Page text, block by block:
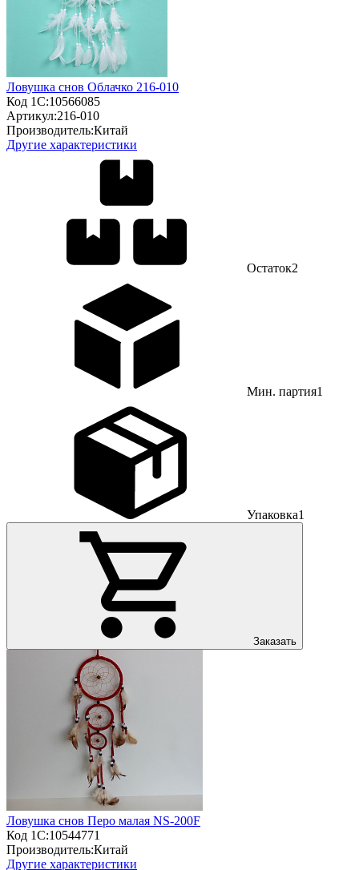
Ловушка снов Облачко 216-010
Код 1С:10566085
Артикул:216-010
Производитель:Китай
Другие характеристики
Остаток2
Мин. партия1
Упаковка1
Заказать
Ловушка снов Перо малая NS-200F
Код 1С:10544771
Производитель:Китай
Другие характеристики